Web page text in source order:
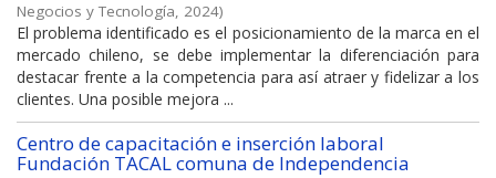
Negocios y Tecnología, 2024)
El problema identificado es el posicionamiento de la marca en el
mercado chileno, se debe implementar la diferenciación para
destacar frente a la competencia para así atraer y fidelizar a los
clientes. Una posible mejora ...
Centro de capacitación e inserción laboral
Fundación TACAL comuna de Independencia